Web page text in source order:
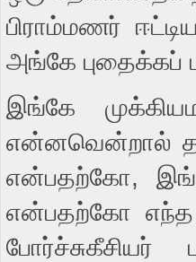
பிராம்மணர்
அங்கே புதைக்கப்
இங்கே
என்னவென்றால்
என்பதற்கோ,
என்பதற்கோ எந்த